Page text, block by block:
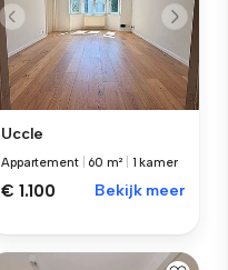
Uccle
Appartement 60 m² 1 kamer
€ 1.100 Bekijk meer